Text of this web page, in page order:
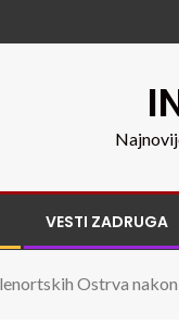
VESTI ZADRUGA
Ostrva